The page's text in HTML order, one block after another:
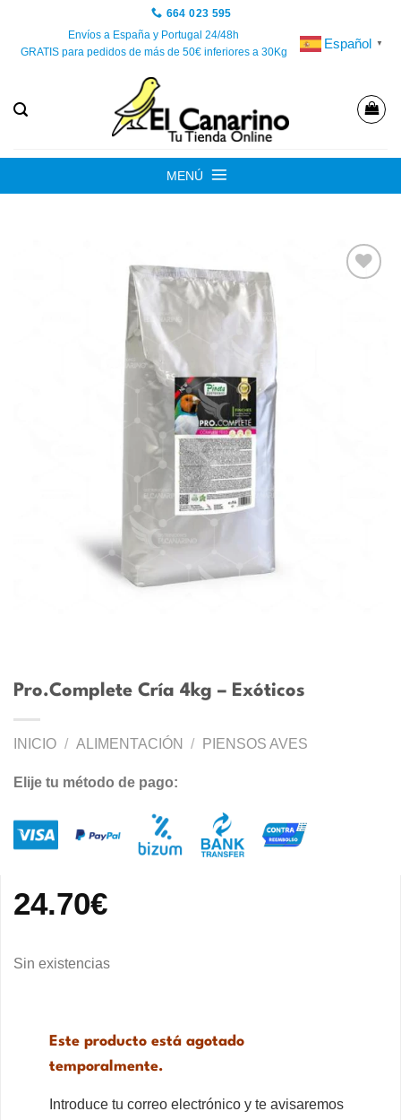
contenido
664 023 595
Envíos a España y Portugal 24/48h
GRATIS para pedidos de más de 50€ inferiores a 30Kg
Español ▼
MENÚ
Pro.Complete Cría 4kg – Exóticos
INICIO / ALIMENTACIÓN / PIENSOS AVES
Elije tu método de pago:
24.70€
Sin existencias
Este producto está agotado
temporalmente.
Introduce tu correo electrónico y te avisaremos